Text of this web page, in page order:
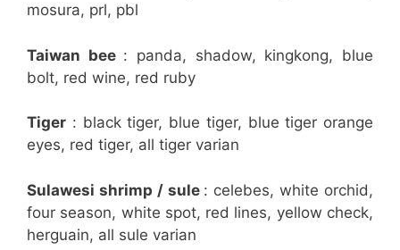
mosura, prl, pbl
Taiwan bee : panda, shadow, kingkong, blue
bolt, red wine, red ruby
Tiger : black tiger, blue tiger, blue tiger orange
eyes, red tiger, all tiger varian
Sulawesi shrimp / sule : celebes, white orchid,
four season, white spot, red lines, yellow check,
herguain, all sule varian